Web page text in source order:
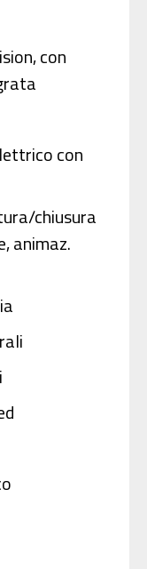
con
con
chiusura
animaz.